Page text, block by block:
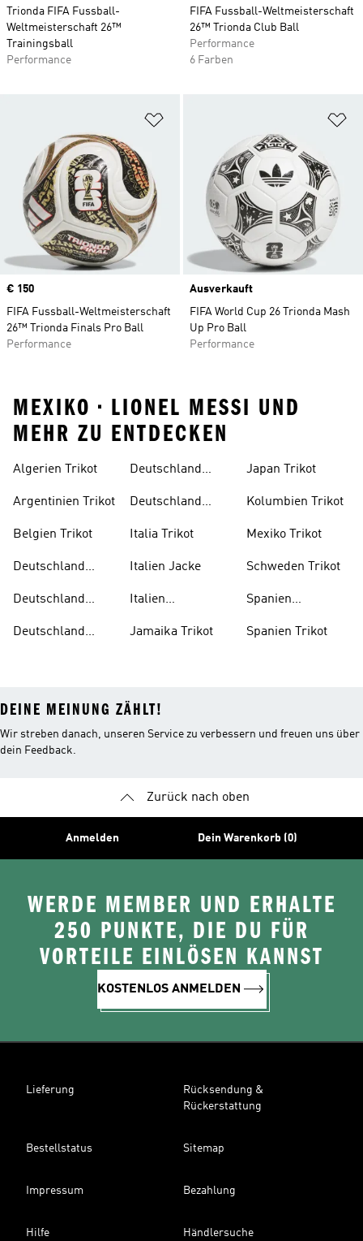
Trionda FIFA Fussball-
Weltmeisterschaft 26™
Trainingsball
Performance
FIFA Fussball-Weltmeisterschaft
26™ Trionda Club Ball
Performance
6 Farben
Price
€ 150
FIFA Fussball-Weltmeisterschaft
26™ Trionda Finals Pro Ball
Performance
Ausverkauft
FIFA World Cup 26 Trionda Mash
Up Pro Ball
Performance
MEXIKO • LIONEL MESSI UND
MEHR ZU ENTDECKEN
Algerien Trikot
Argentinien Trikot
Belgien Trikot
Deutschland
Deutschland
Deutschland
Deutschland
Deutschland
Italia Trikot
Italien Jacke
Italien
Jamaika Trikot
Japan Trikot
Kolumbien Trikot
Mexiko Trikot
Schweden Trikot
Spanien
Spanien Trikot
DEINE MEINUNG ZÄHLT!
Wir streben danach, unseren Service zu verbessern und freuen uns über
dein Feedback.
Zurück nach oben
Anmelden Dein Warenkorb (0)
WERDE MEMBER UND ERHALTE
250 PUNKTE, DIE DU FÜR
VORTEILE EINLÖSEN KANNST
KOSTENLOS ANMELDEN
Lieferung
Rücksendung &
Rückerstattung
Bestellstatus Sitemap
Impressum Bezahlung
Hilfe Händlersuche